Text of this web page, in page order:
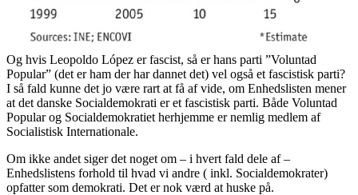
Og hvis Leopoldo López er fascist, så er hans parti ”Voluntad
Popular” (det er ham der har dannet det) vel også et fascistisk parti?
I så fald kunne det jo være rart at få af vide, om Enhedslisten mener
at det danske Socialdemokrati er et fascistisk parti. Både Voluntad
Popular og Socialdemokratiet herhjemme er nemlig medlem af
Socialistisk Internationale.
Om ikke andet siger det noget om – i hvert fald dele af –
Enhedslistens forhold til hvad vi andre ( inkl. Socialdemokrater)
opfatter som demokrati. Det er nok værd at huske på.